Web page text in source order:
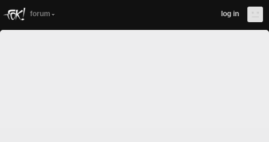
forum log in